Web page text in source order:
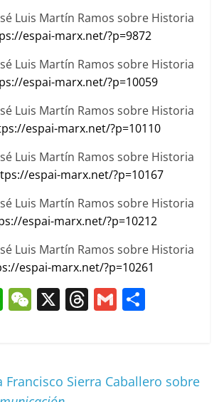
Luis Martín Ramos sobre Historia
espai-marx.net/?p=9872
Luis Martín Ramos sobre Historia
espai-marx.net/?p=10059
Luis Martín Ramos sobre Historia
espai-marx.net/?p=10110
Luis Martín Ramos sobre Historia
espai-marx.net/?p=10167
Luis Martín Ramos sobre Historia
espai-marx.net/?p=10212
Luis Martín Ramos sobre Historia
espai-marx.net/?p=10261
W
A
W
at
X T
d
G
ar
Francisco Sierra Caballero sobre